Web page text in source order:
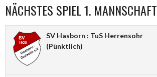
NÄCHSTES SPIEL 1. MANNSCHAFT
SV Hasborn : TuS Herrensohr
(Pünktlich)